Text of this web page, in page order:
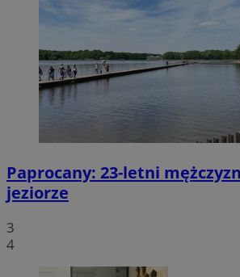
Paprocany: 23-letni
jeziorze
3
4